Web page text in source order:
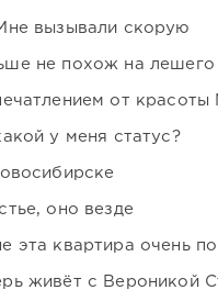
вызывали скорую
не похож на лешего
от красоты
у меня статус?
оно везде
эта квартира очень
живёт с Вероникой